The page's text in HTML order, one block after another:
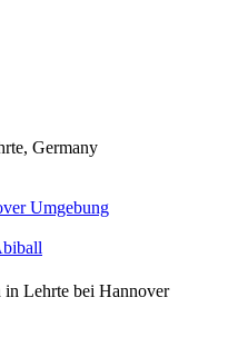
Germany
Umgebung
Lehrte bei Hannover